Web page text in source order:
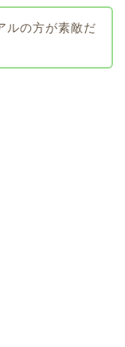
ルの方が素敵だ